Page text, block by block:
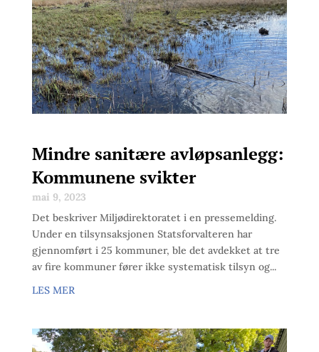
Mindre sanitære avløpsanlegg:
Kommunene svikter
mai 9, 2023
Det beskriver Miljødirektoratet i en pressemelding.
Under en tilsynsaksjonen Statsforvalteren har
gjennomført i 25 kommuner, ble det avdekket at tre
av fire kommuner fører ikke systematisk tilsyn og...
LES MER